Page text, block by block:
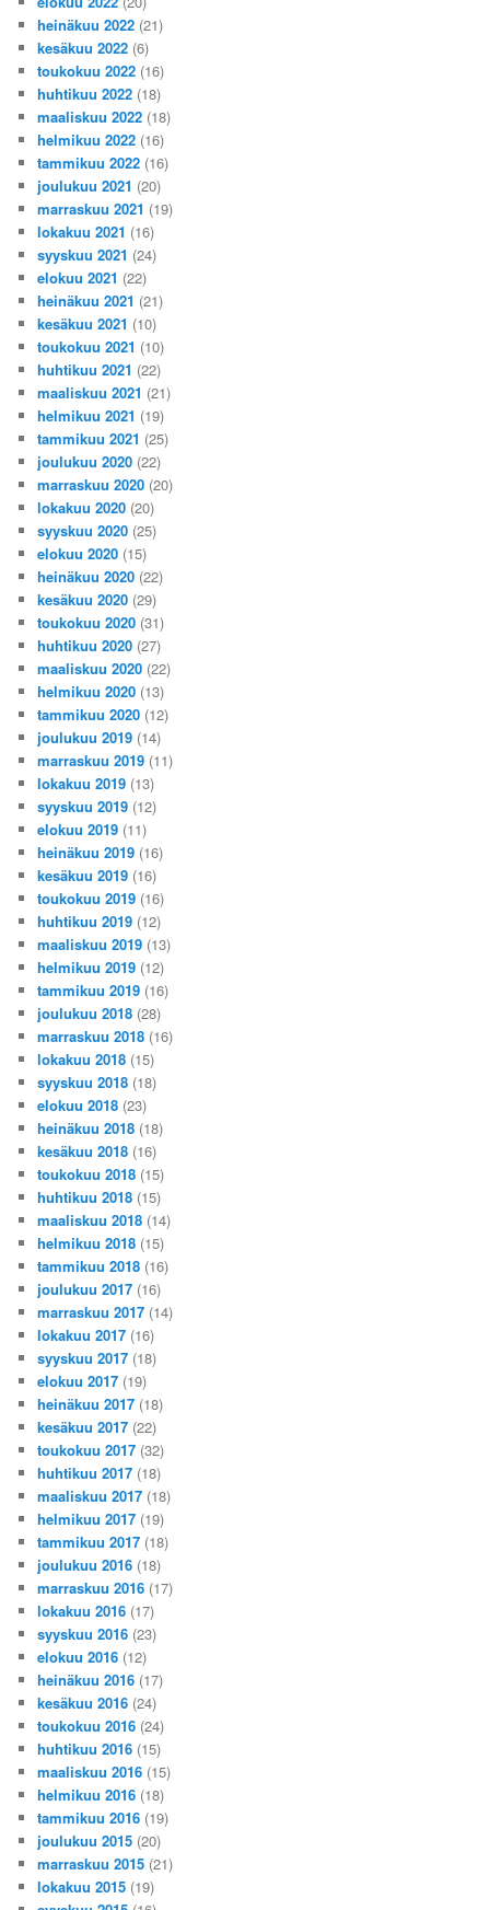
heinäkuu 2022 (21)
kesäkuu 2022 (6)
toukokuu 2022 (16)
huhtikuu 2022 (18)
maaliskuu 2022 (18)
helmikuu 2022 (16)
tammikuu 2022 (16)
joulukuu 2021 (20)
marraskuu 2021 (19)
lokakuu 2021 (16)
syyskuu 2021 (24)
elokuu 2021 (22)
heinäkuu 2021 (21)
kesäkuu 2021 (10)
toukokuu 2021 (10)
huhtikuu 2021 (22)
maaliskuu 2021 (21)
helmikuu 2021 (19)
tammikuu 2021 (25)
joulukuu 2020 (22)
marraskuu 2020 (20)
lokakuu 2020 (20)
syyskuu 2020 (25)
elokuu 2020 (15)
heinäkuu 2020 (22)
kesäkuu 2020 (29)
toukokuu 2020 (31)
huhtikuu 2020 (27)
maaliskuu 2020 (22)
helmikuu 2020 (13)
tammikuu 2020 (12)
joulukuu 2019 (14)
marraskuu 2019 (11)
lokakuu 2019 (13)
syyskuu 2019 (12)
elokuu 2019 (11)
heinäkuu 2019 (16)
kesäkuu 2019 (16)
toukokuu 2019 (16)
huhtikuu 2019 (12)
maaliskuu 2019 (13)
helmikuu 2019 (12)
tammikuu 2019 (16)
joulukuu 2018 (28)
marraskuu 2018 (16)
lokakuu 2018 (15)
syyskuu 2018 (18)
elokuu 2018 (23)
heinäkuu 2018 (18)
kesäkuu 2018 (16)
toukokuu 2018 (15)
huhtikuu 2018 (15)
maaliskuu 2018 (14)
helmikuu 2018 (15)
tammikuu 2018 (16)
joulukuu 2017 (16)
marraskuu 2017 (14)
lokakuu 2017 (16)
syyskuu 2017 (18)
elokuu 2017 (19)
heinäkuu 2017 (18)
kesäkuu 2017 (22)
toukokuu 2017 (32)
huhtikuu 2017 (18)
maaliskuu 2017 (18)
helmikuu 2017 (19)
tammikuu 2017 (18)
joulukuu 2016 (18)
marraskuu 2016 (17)
lokakuu 2016 (17)
syyskuu 2016 (23)
elokuu 2016 (12)
heinäkuu 2016 (17)
kesäkuu 2016 (24)
toukokuu 2016 (24)
huhtikuu 2016 (15)
maaliskuu 2016 (15)
helmikuu 2016 (18)
tammikuu 2016 (19)
joulukuu 2015 (20)
marraskuu 2015 (21)
lokakuu 2015 (19)